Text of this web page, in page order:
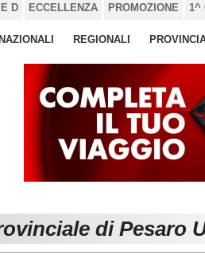
D ECCELLENZA PROMOZIONE 1^
REGIONALI
di Pesaro